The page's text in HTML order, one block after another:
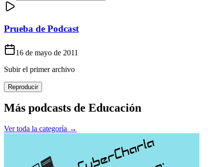
Prueba de Podcast
16 de mayo de 2011
Subir el primer archivo
Reproducir
Más podcasts de Educación
Ver toda la categoría →